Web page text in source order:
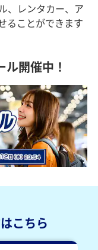
、レンタカー、ア
ることができます
開催中！
こちら